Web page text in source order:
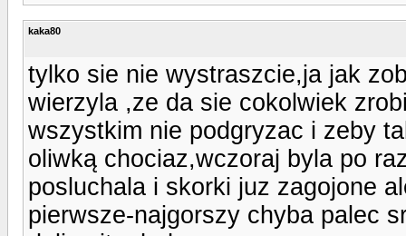
kaka80
tylko sie nie wystraszcie,ja jak
wierzyla ,ze da sie cokolwiek
wszystkim nie podgryzac i zeby
oliwką chociaz,wczoraj byla po
posluchala i skorki juz zagojone
pierwsze-najgorszy chyba palec